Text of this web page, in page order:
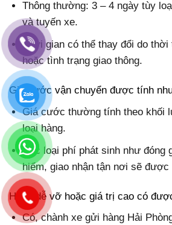
Thông thường: 3 – 4 ngày tùy
và tuyến xe.
Thời gian có thể thay đổi do
hoặc tình trạng giao thông.
Giá cước vận chuyển được tính
Giá cước thường tính theo khối
loại hàng.
Các loại phí phát sinh như đóng
hiểm, giao nhận tận nơi sẽ
Hàng dễ vỡ hoặc giá trị cao có
Có, chành xe gửi hàng Hải